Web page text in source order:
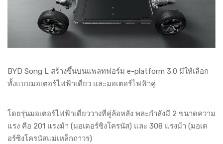
BYD Song L สร้างขึ้นบนแพลทฟอร์ม e-platform 3.0 มีให้เลือก
ทั้งแบบมอเตอร์ไฟฟ้าเดี่ยว และมอเตอร์ไฟฟ้าคู่
โดยรุ่นมอเตอร์ไฟฟ้าเดี่ยววางที่คู่ล้อหลัง พละกำลังมี 2 ขนาดความ
แรง คือ 201 แรงม้า (มอเตอร์ซิงโครนัส) และ 308 แรงม้า (มอเต
อร์ซิงโครนัสแม่เหล็กถาวร)